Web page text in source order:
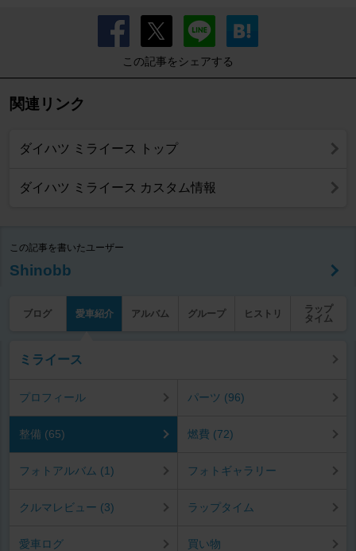
この記事をシェアする
関連リンク
ダイハツ ミライース トップ
ダイハツ ミライース カスタム情報
この記事を書いたユーザー
Shinobb
ブログ 愛車紹介 アルバム グループ ヒストリ
ラップ
タイム
ミライース
プロフィール パーツ (96)
整備 (65) 燃費 (72)
フォトアルバム (1) フォトギャラリー
クルマレビュー (3) ラップタイム
愛車ログ 買い物